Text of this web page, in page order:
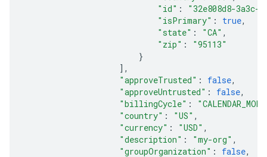
"id" :
"32e808d8-3a3c-
"isPrimary" : true,
"state" : "CA" ,
"zip" :
"95113"
}
],
"approveTrusted" : false,
"approveUntrusted" : false,
"billingCycle" :
"country" : "US" ,
"currency" : "USD" ,
"description" : "my-org" ,
"groupOrganization" : false,